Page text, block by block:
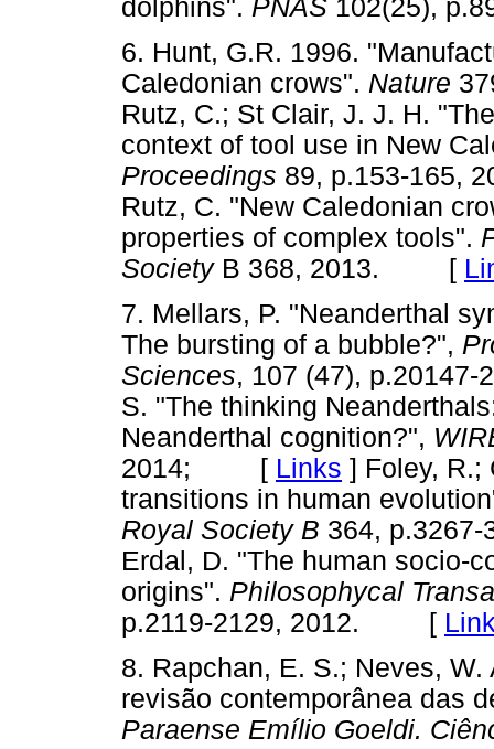
dolphins". PNAS 102(25),
6. Hunt, G.R. 1996.
Caledonian crows". Nature
Rutz, C.; St Clair, J. J. H.
context of tool use in New
Proceedings 89, p.153-
Rutz, C. "New Caledonian
properties of complex tools".
SocietyB 368, 2013. [
7. Mellars, P. "Neanderthal
The bursting of a bubble?",
Sciences, 107 (47),
S. "The thinking
Neanderthal cognition?",
2014; [ Links ] Foley, R.;
transitions in human
Royal Society B 364,
Erdal, D. "The human socio-
origins". Philosophycal
p.2119-2129, 2012. [
8. Rapchan, E. S.; Neves,
revisão contemporânea das
Paraense Emílio Goeldi.